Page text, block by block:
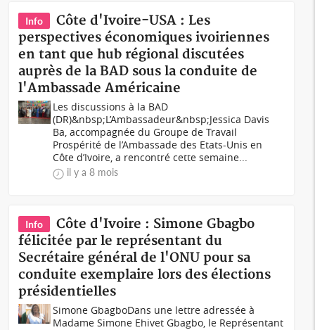
Info
Côte d'Ivoire-USA : Les
perspectives économiques ivoiriennes
en tant que hub régional discutées
auprès de la BAD sous la conduite de
l'Ambassade Américaine
Les discussions à la BAD
(DR)&nbsp;L’Ambassadeur&nbsp;Jessica Davis
Ba, accompagnée du Groupe de Travail
Prospérité de l’Ambassade des Etats-Unis en
Côte d’Ivoire, a rencontré cette semaine...
il y a 8 mois
Info
Côte d'Ivoire : Simone Gbagbo
félicitée par le représentant du
Secrétaire général de l'ONU pour sa
conduite exemplaire lors des élections
présidentielles
Simone GbagboDans une lettre adressée à
Madame Simone Ehivet Gbagbo, le Représentant